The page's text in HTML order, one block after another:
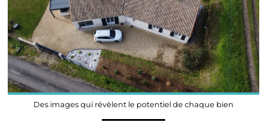
Des images qui révèlent le potentiel de chaque bien